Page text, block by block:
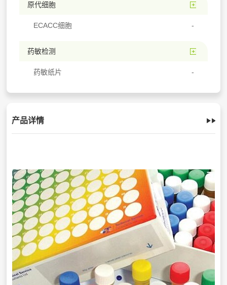
原代细胞
ECACC细胞
药敏检测
药敏纸片
产品详情